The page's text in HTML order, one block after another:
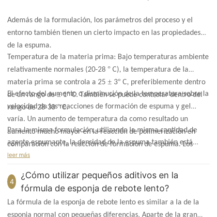
Además de la formulación, los parámetros del proceso y el
entorno también tienen un cierto impacto en las propiedades
de la espuma.
Temperatura de la materia prima: Bajo temperaturas ambiente
relativamente normales (20-28 ° C), la temperatura de la
materia prima se controla a 25 ± 3° C, preferiblemente dentro
de un rango de±1°C. También se puede controlar dentro del
rango de 28-30°C.
El efecto del aumento o disminución de la temperatura sobre la
velocidad de las reacciones de formación de espuma y gel
varía. Un aumento de temperatura da como resultado un
aumento mucho mayor en la reacción de polimerización en
comparación con la reacción de formación de espuma. Los
catalizadores deben ajustarse a los cambios de temperatura.
Para la misma formulación, utilizando la misma cantidad de
agente espumante, la densidad de la espuma también está
relacionada con la altitud. En zonas elevadas, la densidad de la
leer más
4
¿Cómo utilizar pequeños aditivos en la
fórmula de esponja de rebote lento?
La fórmula de la esponja de rebote lento es similar a la de la
esponja normal con pequeñas diferencias. Aparte de la gran